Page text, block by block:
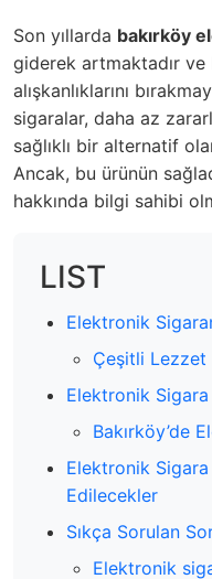
Son yıllarda bakırköy
giderek artmaktadır
alışkanlıklarını
sigaralar, daha az
sağlıklı bir alternatif
Ancak, bu ürünün
hakkında bilgi sahibi
LIST
Elektronik
Çeşitli Lezzet
Elektronik
Bakırköy’de
Elektronik
Edilecekler
Sıkça Sorulan
Elektronik